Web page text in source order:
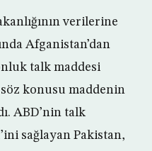
verilerine
Afganistan’dan
talk maddesi
söz konusu maddenin
ABD’nin talk
sağlayan Pakistan,